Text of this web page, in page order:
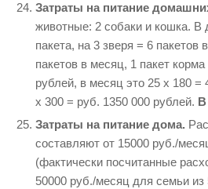
Затраты на питание
животные: 2 собаки и кошка. В
пакета, на 3 зверя = 6 пакетов
пакетов в месяц, 1 пакет
рублей, в месяц это 25 x 180 =
x 300 = руб. 1350 000 рублей. В
Затраты на питание дома.
составляют от 15000 руб./
(фактически посчитанные
50000 руб./месяц для семьи из